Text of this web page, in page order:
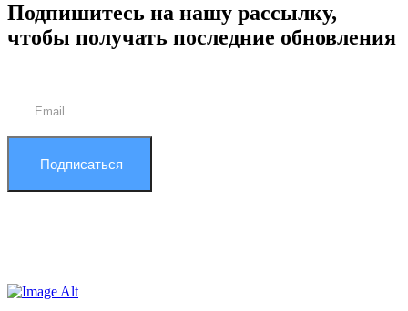
Подпишитесь на нашу рассылку,
чтобы получать последние обновления
Подписаться